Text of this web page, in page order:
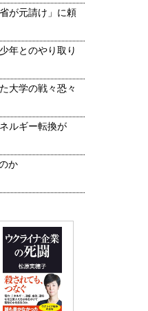
が元請け」に頼
年とのやり取り
大学の戦々恐々
ルギー転換が
か